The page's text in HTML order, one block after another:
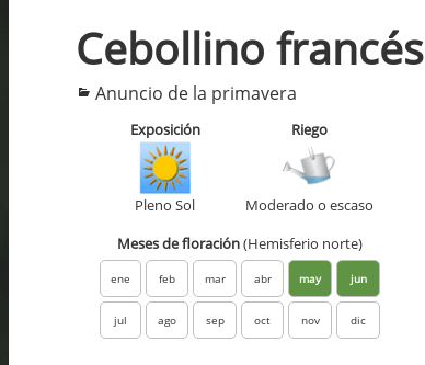
Cebollino francés
Categorías
Anuncio de la primavera
Exposición
Pleno Sol
Riego
Moderado o escaso
Meses de floración(Hemisferio norte)
ene feb mar abr may jun
jul ago sep oct nov dic